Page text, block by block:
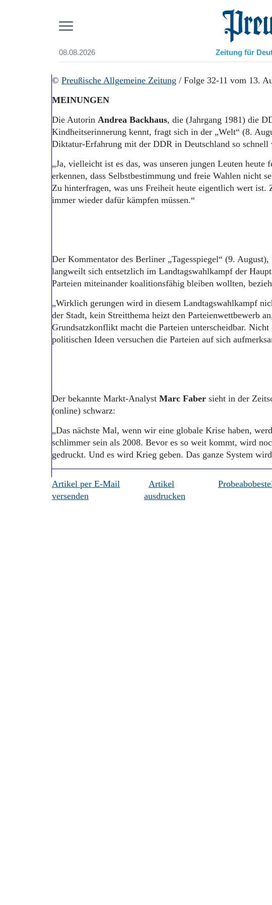
08.08.2026 Preußische
Zeitung für
Start
Aktuelle Ausgabe
Abonnent werden
Abo Prämien
Archiv
Suchen und finden
© Preußische Allgemeine Zeitung / Folge 32-11 vom 13.
MEINUNGEN
Die Autorin Andrea Backhaus, die (Jahrgang 1981) die
Kindheitserinnerung kennt, fragt sich in der „Welt“ (8.
Diktatur-Erfahrung mit der DDR in Deutschland so schnell
„Ja, vielleicht ist es das, was unseren jungen Leuten heute
erkennen, dass Selbstbestimmung und freie Wahlen nicht
Zu hinterfragen, was uns Freiheit heute eigentlich wert ist.
immer wieder dafür kämpfen müssen.“
Der Kommentator des Berliner „Tagesspiegel“ (9. August),
langweilt sich entsetzlich im Landtagswahlkampf der
Parteien miteinander koalitionsfähig bleiben wollten,
„Wirklich gerungen wird in diesem Landtagswahlkampf
der Stadt, kein Streitthema heizt den Parteienwettbewerb
Grundsatzkonflikt macht die Parteien unterscheidbar.
politischen Ideen versuchen die Parteien auf sich
Der bekannte Markt-Analyst Marc Faber sieht in der
(online) schwarz:
„Das nächste Mal, wenn wir eine globale Krise haben,
schlimmer sein als 2008. Bevor es so weit kommt, wird
gedruckt. Und es wird Krieg geben. Das ganze System
Artikel per E-Mail
versenden
Artikel
ausdrucken